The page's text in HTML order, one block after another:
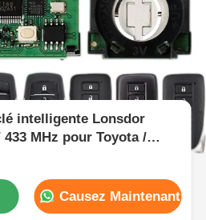
intelligente Lonsdor
433 MHz pour Toyota /
Causez Maintenant